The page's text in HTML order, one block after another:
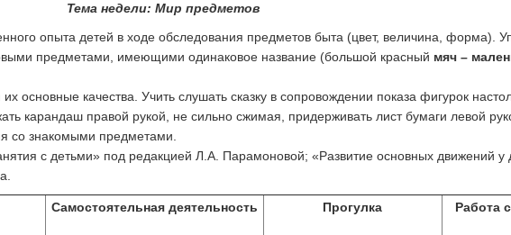
Тема недели: Мир предметов
опыта детей в ходе обследования предметов быта (цвет, величина, форма).
предметами, имеющими одинаковое название (большой красный мяч –
основные качества. Учить слушать сказку в сопровождении показа фигурок
карандаш правой рукой, не сильно сжимая, придерживать лист бумаги левой
со знакомыми предметами.
с детьми» под редакцией Л.А. Парамоновой; «Развитие основных движений у
Самостоятельная деятельность Прогулка Работа